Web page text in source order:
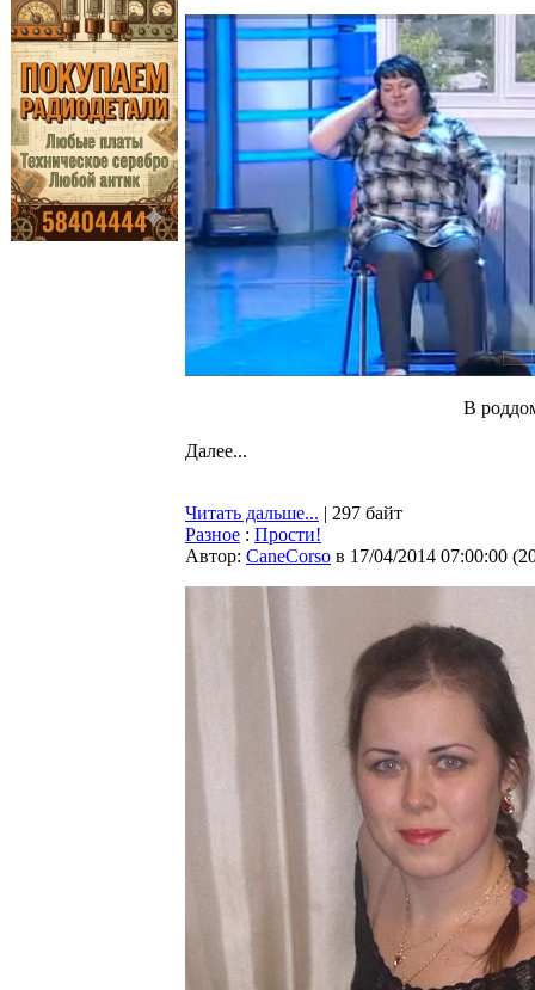
В
Далее...
Читать дальше... | 297 байт
Разное : Прости!
Автор: CaneCorso в 17/04/2014 07:00:00 (